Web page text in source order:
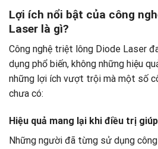
Lợi ích nổi bật của công
Laser là gì?
Công nghệ triệt lông Diode Laser
dụng phổ biến, không những hiệu
những lợi ích vượt trội mà một số
chưa có:
Hiệu quả mang lại khi điều trị
Những người đã từng sử dụng